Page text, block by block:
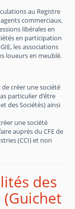
au Registre
commerciaux,
libérales en
en participation
les associations
loueurs en meublé.
créer une société
particulier d’être
des Sociétés) ainsi
une société
auprès du CFE de
(CCI) et non
des